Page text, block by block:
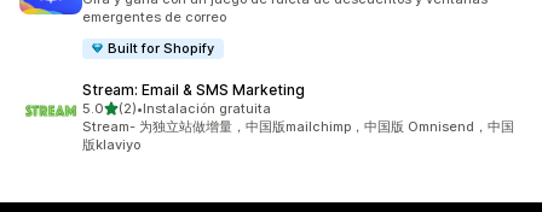
emergentes de correo
Built for Shopify
Stream: Email & SMS Marketing
5.0de 5 estrellas
(2)
2 reseñas en total
•Instalación gratuita
Stream- 为独立站做增量，中国版mailchimp，中国版 Omnisend，中国
版klaviyo